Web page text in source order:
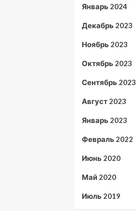
Январь 2024
Декабрь 2023
Ноябрь 2023
Октябрь 2023
Сентябрь 2023
Август 2023
Январь 2023
Февраль 2022
Июнь 2020
Май 2020
Июль 2019